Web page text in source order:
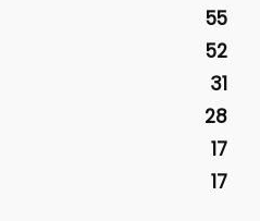
55
52
31
28
17
17